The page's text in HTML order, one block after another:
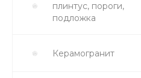
плинтус, пороги,
подложка
Керамогранит